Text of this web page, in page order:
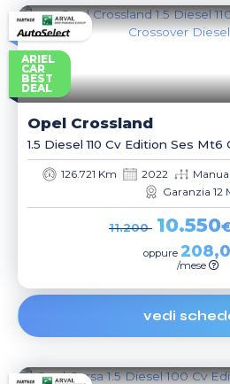
ARIEL
CAR
BEST
DEAL
Opel Crossland
1.5 Diesel 110 Cv Edition Ses Mt6
126.721 Km 2022
Garanzia 12
11.200 10.550
oppure
/mese
vedi